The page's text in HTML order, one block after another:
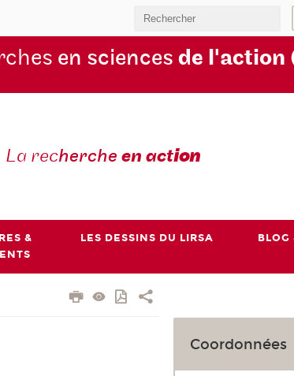
en sciences de l'action
La recherche en action
&
LES DESSINS DU LIRSA BLOG
Coordonnées